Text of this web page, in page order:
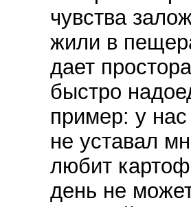
чувства
жили в
дает
быстро
пример: у
не уставал
любит
день не